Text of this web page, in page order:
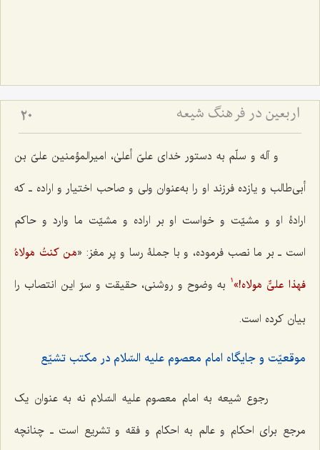
اربعین در فرهنگ شیعه 20
و آله و سلّم به دستور خدای علیّ أعلیٰ، امیرالمؤمنین علیّ بن
أبی‌طالب و یازده فرزند او را به‌عنوان ولی و صاحب اختیار و اراده ـ که
ارادۀ‌ او و مشیّت و خواست او بر اراده و مشیّت ما وارد و حاکم
است ـ بر ما نصب فرموده، و با جملۀ رسا و پر مغز: «مَن کنتُ مَولاهُ
فهذا علیٌّ مَولاه!»
1
به وضوح و روشنی، حقیقت و سرّ این انتصاب را
بیان کرده است.
موقعیّت و جایگاه امام معصوم علیه السّلام در مکتب تشیّع
رجوع شیعه به امام معصوم علیه السّلام نه به عنوان یک
مرجع برای احکام و عالم به احکام و فقه و تشریع است‌ ـ چنانچه